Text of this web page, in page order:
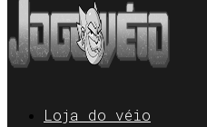
Loja do véio